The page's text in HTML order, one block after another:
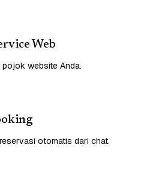
Web
website Anda.
otomatis dari chat.